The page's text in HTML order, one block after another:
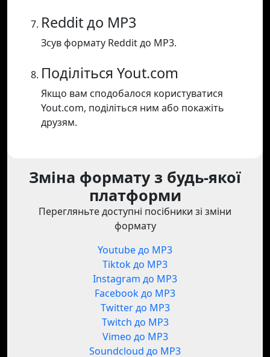
Reddit до MP3
Зсув формату Reddit до MP3.
Поділіться Yout.com
Якщо вам сподобалося користуватися
Yout.com, поділіться ним або покажіть
друзям.
Зміна формату з будь-якої
платформи
Перегляньте доступні посібники зі зміни
формату
Youtube до MP3
Tiktok до MP3
Instagram до MP3
Facebook до MP3
Twitter до MP3
Twitch до MP3
Vimeo до MP3
Soundcloud до MP3